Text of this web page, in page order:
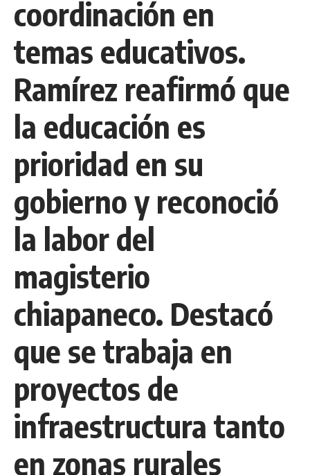
coordinación en
temas educativos.
Ramírez reafirmó que
la educación es
prioridad en su
gobierno y reconoció
la labor del
magisterio
chiapaneco. Destacó
que se trabaja en
proyectos de
infraestructura tanto
en zonas rurales